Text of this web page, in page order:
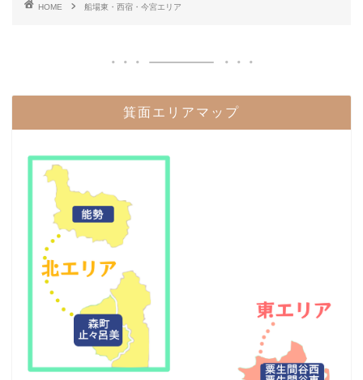
HOME 船場東・西宿・今宮エリア
箕面エリアマップ